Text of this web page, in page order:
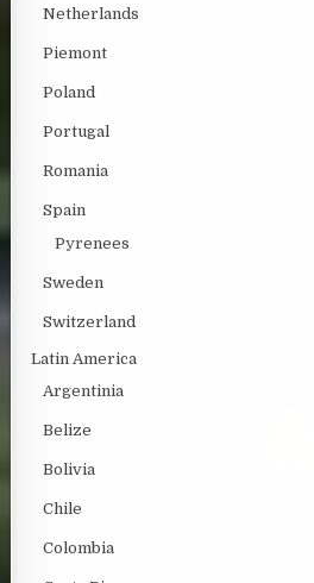
Netherlands
Piemont
Poland
Portugal
Romania
Spain
Pyrenees
Sweden
Switzerland
Latin America
Argentinia
Belize
Bolivia
Chile
Colombia